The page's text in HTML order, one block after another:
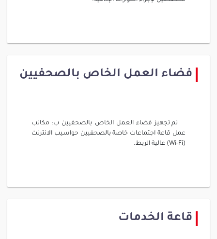
فضاء العمل الخاص بالصحفيين
تم تجهيز فضاء العمل الخاص بالصحفيين ب: مكاتب
عمل قاعة اجتماعات خاصة بالصحفيين حواسيب الانترنت
(Wi-Fi) عالية الربط.
قاعة الخدمات